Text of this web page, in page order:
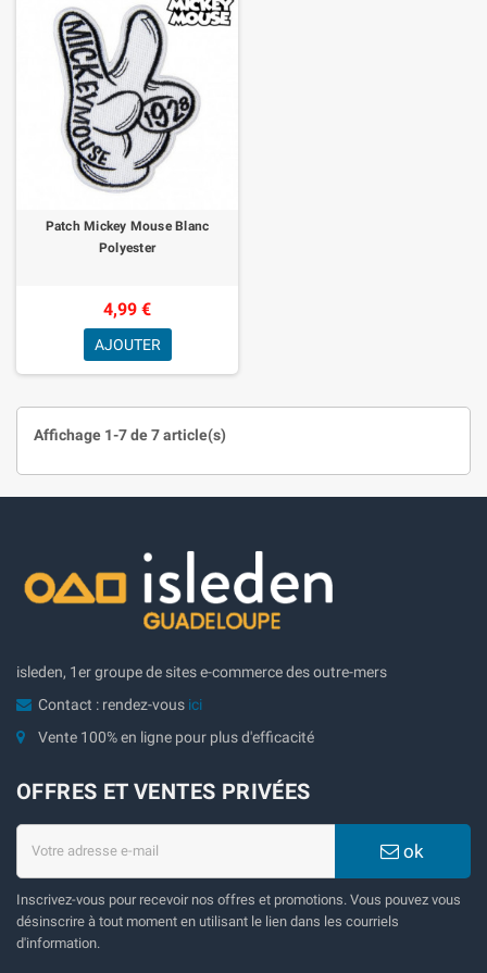
Patch Mickey Mouse Blanc
Polyester
4,99 €
AJOUTER
Affichage 1-7 de 7 article(s)
isleden, 1er groupe de sites e-commerce des outre-mers
Contact : rendez-vous ici
Vente 100% en ligne pour plus d'efficacité
OFFRES ET VENTES PRIVÉES
ok
Inscrivez-vous pour recevoir nos offres et promotions. Vous pouvez vous
désinscrire à tout moment en utilisant le lien dans les courriels
d'information.